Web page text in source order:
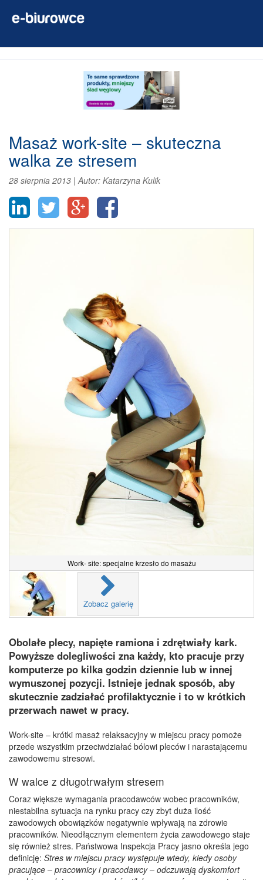
Masaż work-site – skuteczna
walka ze stresem
28 sierpnia 2013 |Autor: Katarzyna Kulik
Work- site: specjalne krzesło do masażu
Zobacz galerię
Obolałe plecy, napięte ramiona i zdrętwiały kark.
Powyższe dolegliwości zna każdy, kto pracuje przy
komputerze po kilka godzin dziennie lub w innej
wymuszonej pozycji. Istnieje jednak sposób, aby
skutecznie zadziałać profilaktycznie i to w krótkich
przerwach nawet w pracy.
Work-site – krótki masaż relaksacyjny w miejscu pracy pomoże
przede wszystkim przeciwdziałać bólowi pleców i narastającemu
zawodowemu stresowi.
W walce z długotrwałym stresem
Coraz większe wymagania pracodawców wobec pracowników,
niestabilna sytuacja na rynku pracy czy zbyt duża ilość
zawodowych obowiązków negatywnie wpływają na zdrowie
pracowników. Nieodłącznym elementem życia zawodowego staje
się również stres. Państwowa Inspekcja Pracy jasno określa jego
definicję: Stres w miejscu pracy występuje wtedy, kiedy osoby
pracujące – pracownicy i pracodawcy – odczuwają dyskomfort